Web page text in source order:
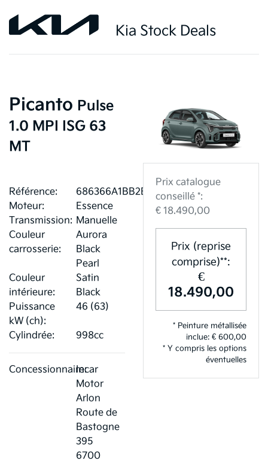
Kia Stock Deals
Picanto Pulse
1.0 MPI ISG 63
MT
Référence:
686366A1BB2B4
Moteur:
Essence
Transmission: Manuelle
Couleur
carrosserie:
Aurora
Black
Pearl
Couleur
intérieure:
Satin
Black
Puissance
kW (ch):
46 (63)
Cylindrée: 998cc
Concessionnaire:Incar
Motor
Arlon
Route de
Bastogne
395
6700
Prix catalogue
conseillé *:
€ 18.490,00
Prix (reprise
comprise)**:
€
18.490,00
* Peinture métallisée
inclue: € 600,00
* Y compris les options
éventuelles